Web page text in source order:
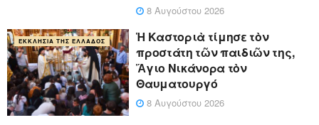
8 Αυγούστου 2026
ΕΚΚΛΗΣΊΑ ΤΗΣ ΕΛΛΆΔΟΣ
Ἡ Καστοριὰ τίμησε τὸν
προστάτη τῶν παιδιῶν της,
Ἅγιο Νικάνορα τὸν
Θαυματουργό
8 Αυγούστου 2026